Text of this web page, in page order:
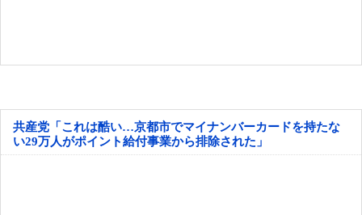
共産党「これは酷い…京都市でマイナンバーカードを持たな
い29万人がポイント給付事業から排除された」